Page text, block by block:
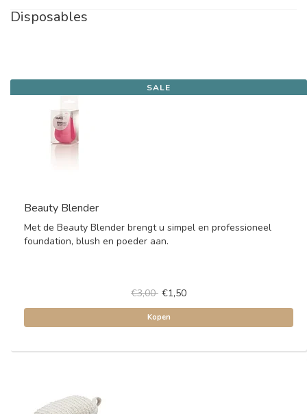
Disposables
SALE
Beauty Blender
Met de Beauty Blender brengt u simpel en professioneel
foundation, blush en poeder aan.
€3,00 €1,50
Kopen